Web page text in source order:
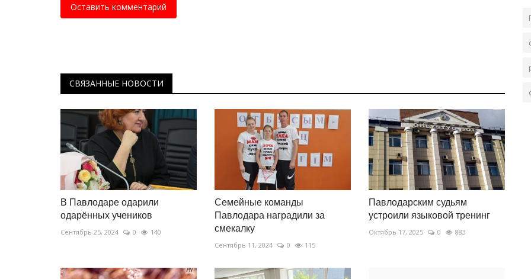
Оставить комментарий
СВЯЗАННЫЕ НОВОСТИ
В Павлодаре одарили
одарённых учеников
Сентябрь 25, 2024 0 140
Семейные команды
Павлодара наградили за
смекалку
Сентябрь 11, 2024 0 115
Павлодарским судьям
устроили языковой тренинг
Октябрь 17, 2025 0 883